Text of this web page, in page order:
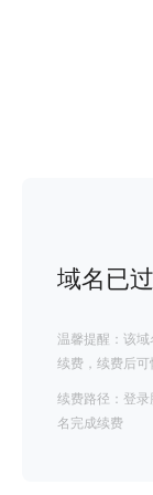
域名已
温馨提醒：该
续费，续费后
续费路径：登
名完成续费